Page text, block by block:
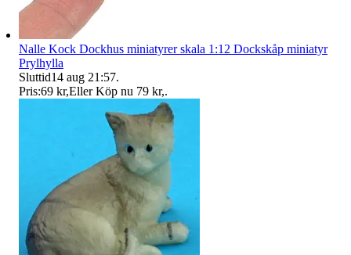
Nalle Kock Dockhus miniatyrer skala 1:12 Dockskåp miniatyr
Prylhylla
Sluttid14 aug 21:57.
Pris:69 kr,Eller Köp nu 79 kr,.